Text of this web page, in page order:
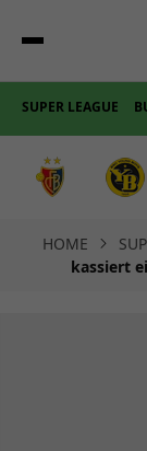
SUPER LEAGUE
HOME
kassiert